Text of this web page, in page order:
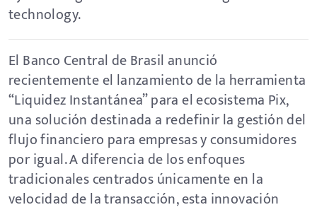
technology.
El Banco Central de Brasil anunció
recientemente el lanzamiento de la herramienta
“Liquidez Instantánea” para el ecosistema Pix,
una solución destinada a redefinir la gestión del
flujo financiero para empresas y consumidores
por igual. A diferencia de los enfoques
tradicionales centrados únicamente en la
velocidad de la transacción, esta innovación